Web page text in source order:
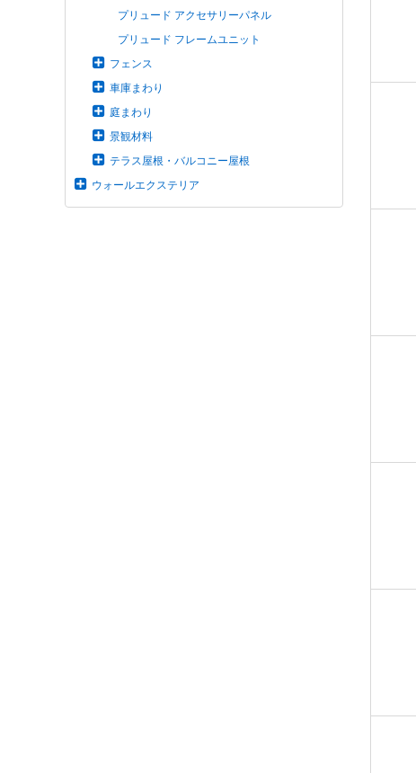
プリュード アクセサリーパネル
プリュード フレームユニット
フェンス
車庫まわり
庭まわり
景観材料
テラス屋根・バルコニー屋根
ウォールエクステリア